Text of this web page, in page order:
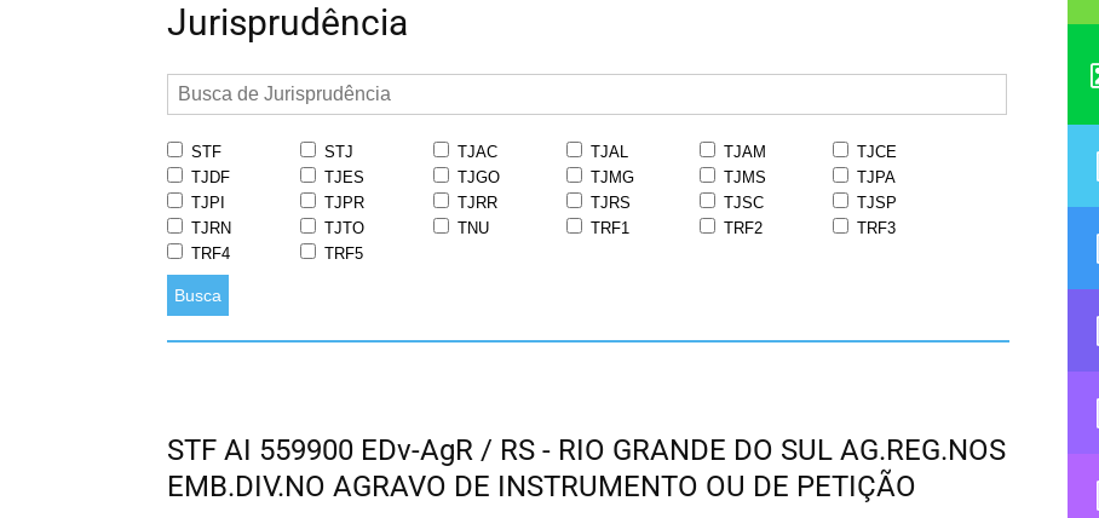
Jurisprudência
STF STJ TJAC TJAL TJAM
TJCE
TJDF
TJES TJGO TJMG TJMS
TJPA
TJPI
TJPR TJRR TJRS TJSC
TJSP
TJRN
TJTO TNU TRF1 TRF2
TRF3
TRF4
TRF5
Busca
STF AI 559900 EDv-AgR / RS - RIO GRANDE DO SUL AG.REG.NOS
EMB.DIV.NO AGRAVO DE INSTRUMENTO OU DE PETIÇÃO